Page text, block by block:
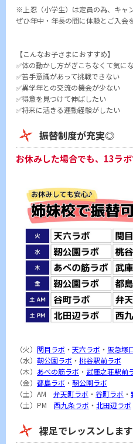
※上忍（小学生）は定員の為、キャ
ぜひ年中・年長の間に体験とご入会
【こんなお子さまにおすすめ】
✅体の動かし方がぎこちなくて気に
✅苦手意識があって挑戦できない
✅異学年との交流の機会が少ない
✅得意を見つけて伸ばしたい
✅将来に活きる運動経験がしたい
振替制度が充実◎
お休みした場合でも、13ラ
（火） 関目ラボ ・ 天六ラボ ・ 阪急塚
（水） 靭公園ラボ ・ 桃谷駅前ラボ
（木） あべの筋ラボ ・ 武庫之荘駅前
（金） 都島ラボ ・ 靭公園ラボ
（土）AM 弁天町ラボ ・ 谷町ラボ ・
（土）PM 西九条ラボ ・ 北田辺ラボ
裸足でレッスンしま